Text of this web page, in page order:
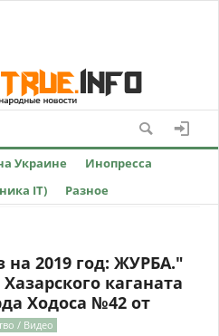
Украине
Инопресса
IT) Разное
на 2019 год: ЖУРБА."
каганата
Ходоса №42 от
/ Видео